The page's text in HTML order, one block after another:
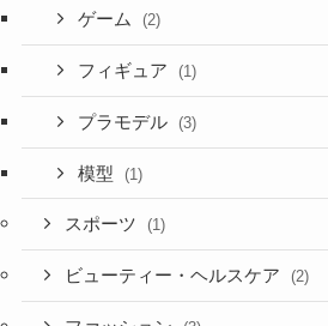
ゲーム (2)
フィギュア (1)
プラモデル (3)
模型 (1)
スポーツ (1)
ビューティー・ヘルスケア (2)